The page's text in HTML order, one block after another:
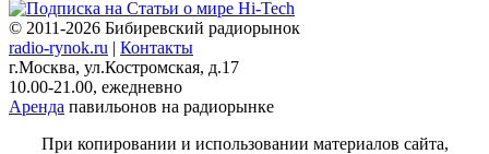
© 2011-2026 Бибиревский радиорынок
radio-rynok.ru | Контакты
г.Москва, ул.Костромская, д.17
10.00-21.00, ежедневно
Аренда павильонов на радиорынке
При копировании и использовании материалов сайта,